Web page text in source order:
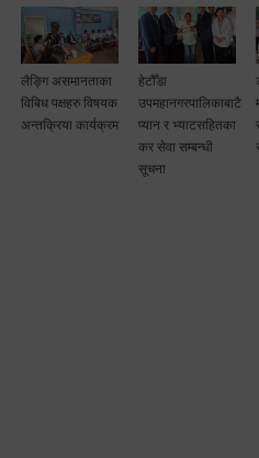
लैङ्गि असमानताका
विबिध पक्षहरु विषयक
अन्तक्रिया कार्यक्रम
हेटौँडा
उपमहानगरपालिकाबाटै
प्यान र भ्याटसहितका
कर सेवा सम्बन्धी
सूचना